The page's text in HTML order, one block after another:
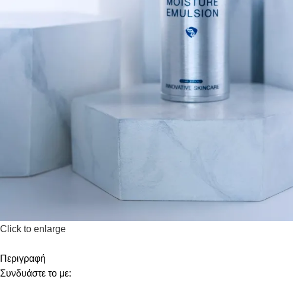
Click to enlarge
Περιγραφή
Συνδυάστε το με: